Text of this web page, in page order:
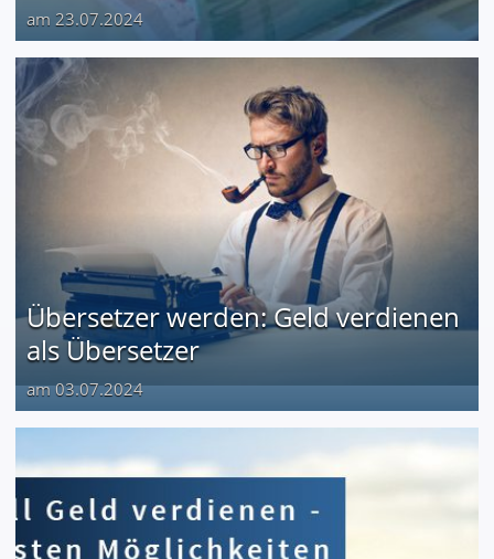
am 23.07.2024
Übersetzer werden: Geld verdienen
als Übersetzer
am 03.07.2024